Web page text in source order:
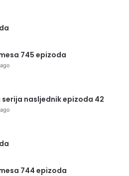
745 epizoda
serija nasljednik epizoda 42
744 epizoda